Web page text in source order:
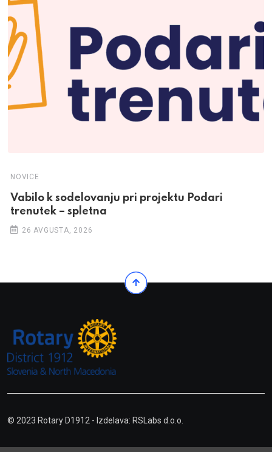
NOVICE
Vabilo k sodelovanju pri projektu Podari
trenutek – spletna
26 AVGUSTA, 2026
© 2023 Rotary D1912 - Izdelava: RSLabs d.o.o.